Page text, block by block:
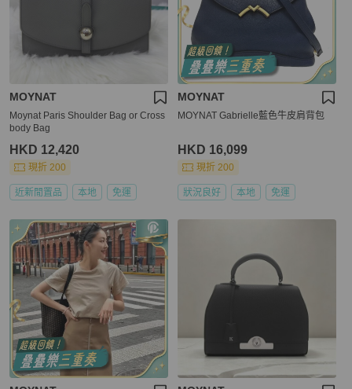
MOYNAT
Moynat Paris Shoulder Bag or Cross
body Bag
HKD 12,420
現折 200
近新閒置品 本地 免運
MOYNAT
MOYNAT Gabrielle藍色牛皮肩背包
HKD 16,099
現折 200
狀況良好 本地 免運